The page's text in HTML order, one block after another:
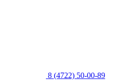
8 (4722) 50-00-89